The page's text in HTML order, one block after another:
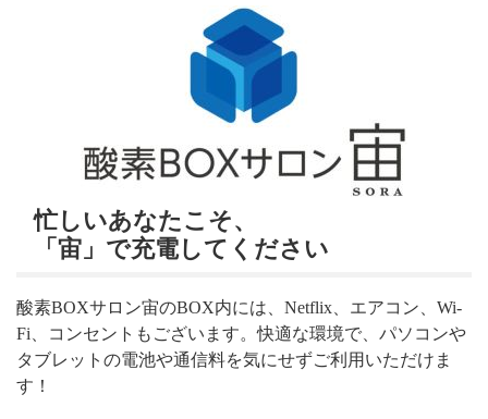
忙しいあなたこそ、
「宙」で充電してください
酸素BOXサロン宙のBOX内には、Netflix、エアコン、Wi-
Fi、コンセントもございます。快適な環境で、パソコンや
タブレットの電池や通信料を気にせずご利用いただけま
す！